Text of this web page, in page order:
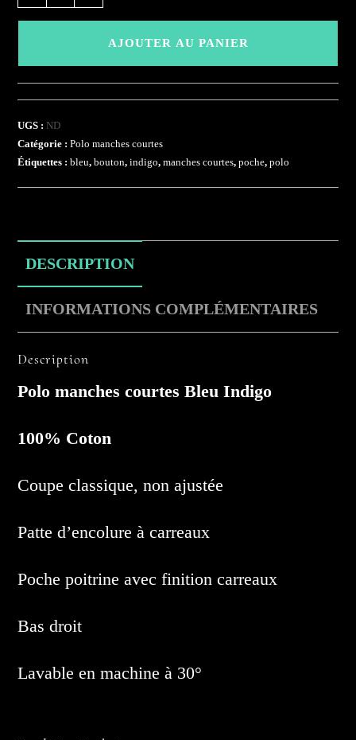
de
Indigo
AJOUTER AU PANIER
UGS : ND
Catégorie :Polo manches courtes
Étiquettes :bleu,bouton,indigo,manches courtes,poche,polo
DESCRIPTION
INFORMATIONS COMPLÉMENTAIRES
Description
Polo manches courtes Bleu Indigo
100% Coton
Coupe classique, non ajustée
Patte d’encolure à carreaux
Poche poitrine avec finition carreaux
Bas droit
Lavable en machine à 30°